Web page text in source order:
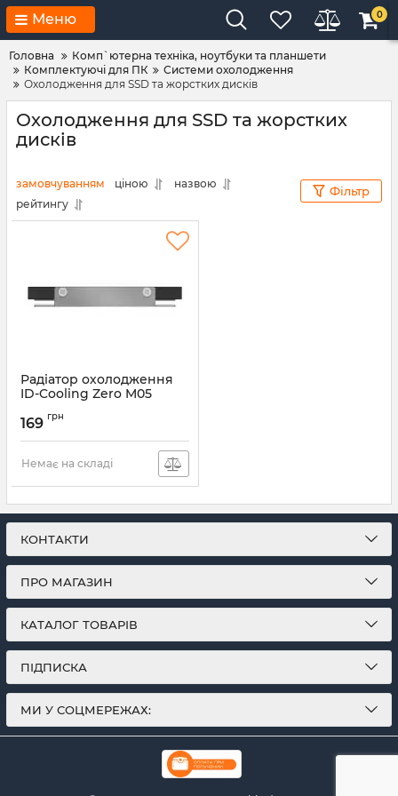
Меню 0
Головна
Комп`ютерна техніка, ноутбуки та планшети
Комплектуючі для ПК
Системи охолодження
Охолодження для SSD та жорстких дисків
Охолодження для SSD та жорстких
дисків
замовчуванням ціною
назвою
рейтингу
Фільтр
Радіатор охолодження
ID-Cooling Zero M05
169 грн
Немає на складі
КОНТАКТИ
ПРО МАГАЗИН
КАТАЛОГ ТОВАРІВ
ПІДПИСКА
МИ У СОЦМЕРЕЖАХ: